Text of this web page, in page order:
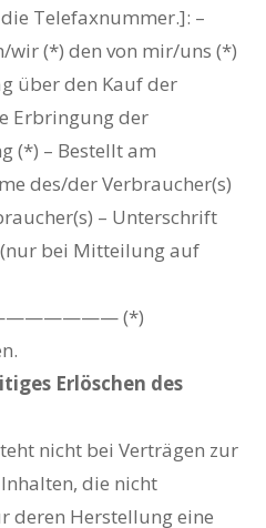
Telefaxnummer.]: –
(*) den von mir/uns (*)
über den Kauf der
Erbringung der
(*) – Bestellt am
des/der Verbraucher(s)
– Unterschrift
bei Mitteilung auf
(*)
Erlöschen des
nicht bei Verträgen zur
die nicht
deren Herstellung eine